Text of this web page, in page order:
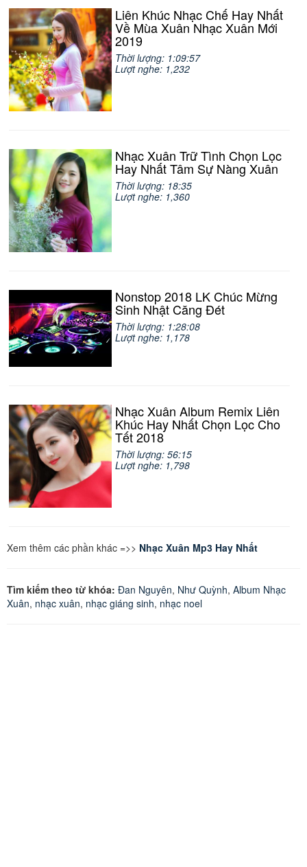
Liên Khúc Nhạc Chế Hay Nhất
Về Mùa Xuân Nhạc Xuân Mới
2019
Thời lượng: 1:09:57
Lượt nghe: 1,232
Nhạc Xuân Trữ Tình Chọn Lọc
Hay Nhất Tâm Sự Nàng Xuân
Thời lượng: 18:35
Lượt nghe: 1,360
Nonstop 2018 LK Chúc Mừng
Sinh Nhật Căng Đét
Thời lượng: 1:28:08
Lượt nghe: 1,178
Nhạc Xuân Album Remix Liên
Khúc Hay Nhất Chọn Lọc Cho
Tết 2018
Thời lượng: 56:15
Lượt nghe: 1,798
Xem thêm các phần khác =>> Nhạc Xuân Mp3 Hay Nhất
Tìm kiếm theo từ khóa: Đan Nguyên, Như Quỳnh, Album Nhạc
Xuân, nhạc xuân, nhạc giáng sinh, nhạc noel